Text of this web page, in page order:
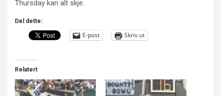
Thursday kan alt skje.
Del dette:
E-post Skriv ut
Relatert